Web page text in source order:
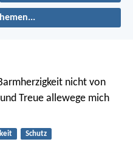
nicht von
Treue allewege mich
Schutz